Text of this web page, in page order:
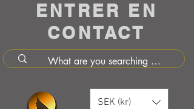
ENTRER EN
CONTACT
SEK (kr)